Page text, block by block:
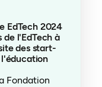
EdTech 2024
l'EdTech à
des start-
Fondation